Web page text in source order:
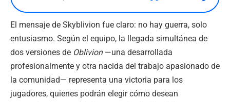
El mensaje de Skyblivion fue claro: no hay guerra, solo
entusiasmo. Según el equipo, la llegada simultánea de
dos versiones de Oblivion—una desarrollada
profesionalmente y otra nacida del trabajo apasionado de
la comunidad— representa una victoria para los
jugadores, quienes podrán elegir cómo desean